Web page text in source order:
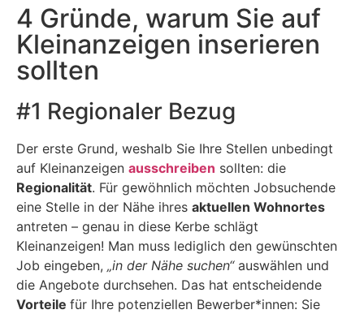
4 Gründe, warum Sie auf
Kleinanzeigen inserieren
sollten
#1 Regionaler Bezug
Der erste Grund, weshalb Sie Ihre Stellen unbedingt
auf Kleinanzeigen ausschreiben sollten: die
Regionalität. Für gewöhnlich möchten Jobsuchende
eine Stelle in der Nähe ihres aktuellen Wohnortes
antreten – genau in diese Kerbe schlägt
Kleinanzeigen! Man muss lediglich den gewünschten
Job eingeben, „in der Nähe suchen“auswählen und
die Angebote durchsehen. Das hat entscheidende
Vorteile für Ihre potenziellen Bewerber*innen: Sie